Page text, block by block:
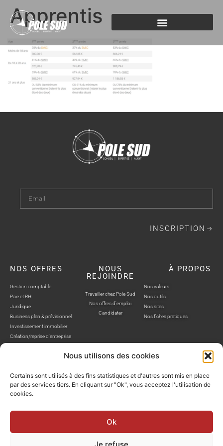
Nous utilisons des cookies
Certains sont utilisés à des fins statistiques et d'autres sont mis en place
par des services tiers. En cliquant sur "Ok", vous acceptez l'utilisation de
cookies.
Ok
Je refuse
Apprentis
INSCRIPTION
NOS OFFRES
Gestion comptable
Paie et RH
Juridique
Business plan & prévisionnel
Investissement immobilier
Création/reprise d'entreprise
NOUS
REJOINDRE
Travailler chez Pole Sud
Nos offres d'emploi
Candidater
À PROPOS
Nos valeurs
Nos outils
Nos sites
Nos fiches pratiques
POLE SUD, TOUS DROITS RÉSERVÉS © SITE WEB RÉALISÉ PAR AUSTRA
Politique de confidentialitéMentions légalesGestion cookies